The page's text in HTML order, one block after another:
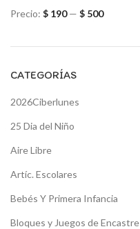
Precio: $ 190— $ 500
CATEGORÍAS
2026Ciberlunes
25 Dia del Niño
Aire Libre
Artíc. Escolares
Bebés Y Primera Infancia
Bloques y Juegos de Encastre